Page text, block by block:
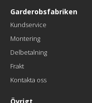
Garderobsfabriken
Kundservice
Montering
Delbetalning
Frakt
Kontakta oss